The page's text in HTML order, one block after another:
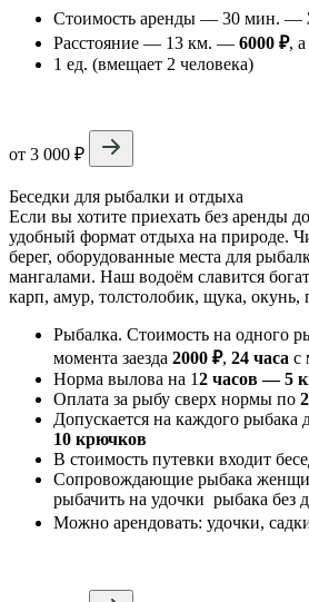
Стоимость аренды — 30 мин. —
Расстояние — 13 км. — 6000 ₽,
1 ед. (вмещает 2 человека)
от 3 000 ₽
Беседки для рыбалки и отдыха
Если вы хотите приехать без аренды
удобный формат отдыха на природе.
берег, оборудованные места для
мангалами. Наш водоём славится
карп, амур, толстолобик, щука, окунь,
Рыбалка. Стоимость на одного
момента заезда 2000 ₽, 24 часа с
Норма вылова на 12 часов — 5
Оплата за рыбу сверх нормы по
Допускается на каждого рыбака
10 крючков
В стоимость путевки входит
Сопровождающие рыбака
рыбачить на удочки рыбака без
Можно арендовать: удочки,